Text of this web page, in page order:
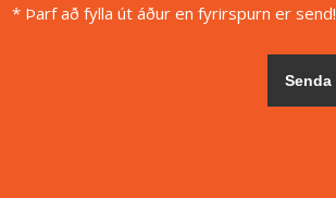
* Þarf að fylla út áður en fyrirspurn er send!